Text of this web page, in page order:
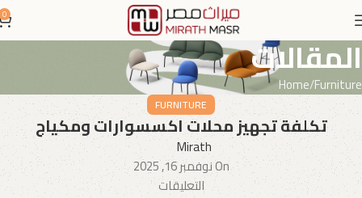
0
المقالات
Home Furniture
FURNITURE
تكلفة تجهيز محلات اكسسوارات ومكياج
Mirath
On نوفمبر 16, 2025
التعليقات